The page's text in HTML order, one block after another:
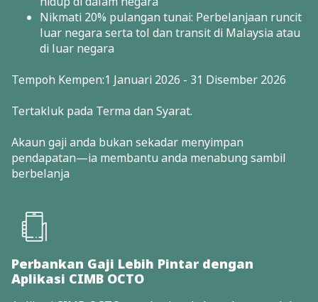
Nikmati 20% pulangan tunai: Perbelanjaan runcit
luar negara serta tol dan transit di Malaysia atau
di luar negara
Tempoh Kempen:1 Januari 2026 - 31 Disember 2026
Tertakluk pada Terma dan Syarat.
Akaun gaji anda bukan sekadar menyimpan
pendapatan—ia membantu anda menabung sambil
berbelanja
Perbankan Gaji Lebih Pintar dengan
Aplikasi CIMB OCTO